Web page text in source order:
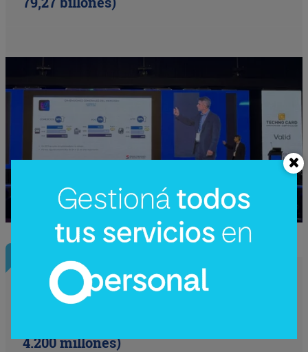
¿Una nueva hidroeléctrica binacional?
Reactivan en Argentina el debate sobre
4.200 millones)